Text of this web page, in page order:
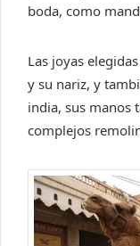
boda, como
Las joyas
y su nariz, y
india, sus manos
complejos